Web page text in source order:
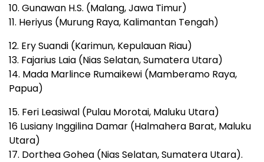
10. Gunawan H.S. (Malang, Jawa Timur)
11. Heriyus (Murung Raya, Kalimantan Tengah)
12. Ery Suandi (Karimun, Kepulauan Riau)
13. Fajarius Laia (Nias Selatan, Sumatera Utara)
14. Mada Marlince Rumaikewi (Mamberamo Raya,
Papua)
15. Feri Leasiwal (Pulau Morotai, Maluku Utara)
16 Lusiany Inggilina Damar (Halmahera Barat, Maluku
Utara)
17. Dorthea Gohea (Nias Selatan, Sumatera Utara).